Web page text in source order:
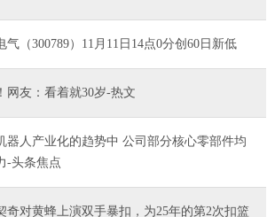
气（300789）11月11日14点0分创60日新低
网友：看着就30岁-热文
器人产业化的趋势中 公司部分核心零部件均
-头条焦点
奇对黄蜂上演双手暴扣，为25年的第2次扣篮